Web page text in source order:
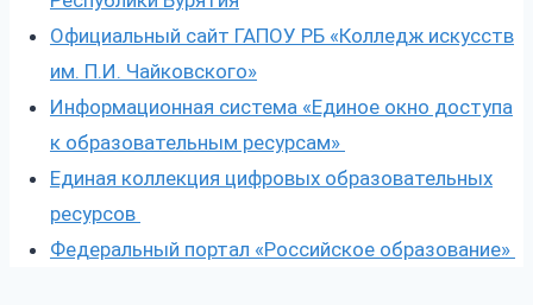
Официальный сайт ГАПОУ РБ «Колледж искусств
им. П.И. Чайковского»
Информационная система «Единое окно доступа
к образовательным ресурсам»
Единая коллекция цифровых образовательных
ресурсов
Федеральный портал «Российское образование»